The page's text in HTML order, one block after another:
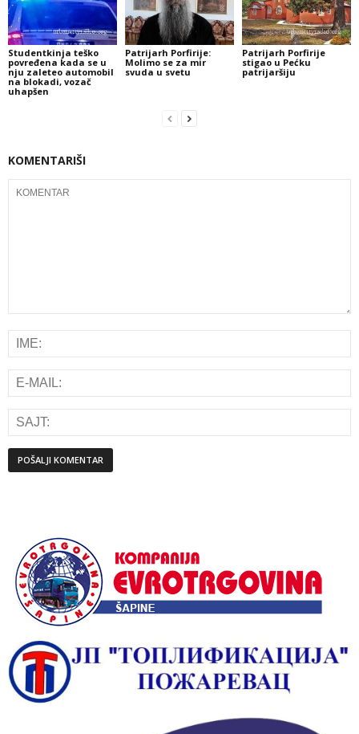
Studentkinja teško
povređena kada se u
nju zaleteo automobil
na blokadi, vozač
uhapšen
Patrijarh Porfirije:
Molimo se za mir
svuda u svetu
Patrijarh Porfirije
stigao u Pećku
patrijaršiju
KOMENTARIŠI